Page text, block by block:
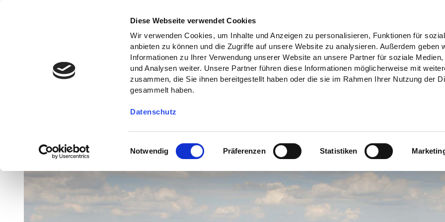
Diese Webseite verwendet Cookies
Wir verwenden Cookies, um Inhalte und Anzeigen zu personalisieren, Funktionen für
anbieten zu können und die Zugriffe auf unsere Website zu analysieren. Außerdem geben
Informationen zu Ihrer Verwendung unserer Website an unsere Partner für soziale Medien,
und Analysen weiter. Unsere Partner führen diese Informationen möglicherweise mit
zusammen, die Sie ihnen bereitgestellt haben oder die sie im Rahmen Ihrer Nutzung der
gesammelt haben.
Datenschutz
i
i
Notwendig Präferenzen Statistiken